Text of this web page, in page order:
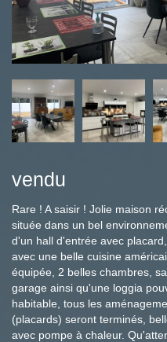
vendu
Rare ! A saisir ! Jolie maison
située dans un bel
d'un hall d'entrée avec
avec une belle cuisine
équipée, 2 belles chambres,
garage ainsi qu'une loggia
habitable, tous les
(placards) seront terminés,
avec pompe à chaleur.